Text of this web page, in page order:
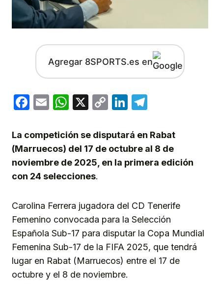
Agregar 8SPORTS.es en
Facebook
EmailWhatsApp
X
CopyLinkedIn
La competición se disputará en Rabat
(Marruecos) del 17 de octubre al 8 de
noviembre de 2025, en la primera edición
con 24 selecciones.
Carolina Ferrera jugadora del CD Tenerife
Femenino convocada para la Selección
Española Sub-17 para disputar la Copa Mundial
Femenina Sub-17 de la FIFA 2025, que tendrá
lugar en Rabat (Marruecos) entre el 17 de
octubre y el 8 de noviembre.